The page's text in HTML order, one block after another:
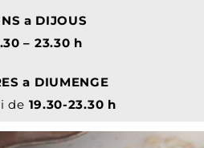
a DIJOUS
– 23.30 h
a DIUMENGE
i de 19.30-23.30 h